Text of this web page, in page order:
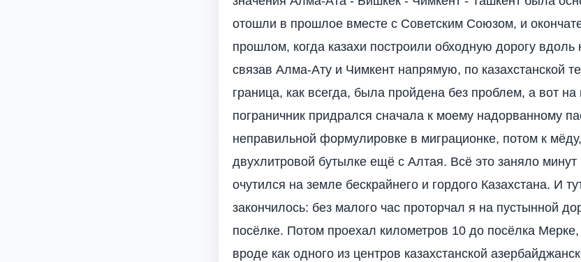
отошли в прошлое вместе с Советским Союзом, и
прошлом, когда казахи построили обходную дорогу вдоль
связав Алма-Ату и Чимкент напрямую, по казахстанской
граница, как всегда, была пройдена без проблем, а вот на
пограничник придрался сначала к моему надорванному
неправильной формулировке в миграционке, потом к
двухлитровой бутылке ещё с Алтая. Всё это заняло минут
очутился на земле бескрайнего и гордого Казахстана. И
закончилось: без малого час проторчал я на пустынной
посёлке. Потом проехал километров 10 до посёлка Мерке,
вроде как одного из центров казахстанской